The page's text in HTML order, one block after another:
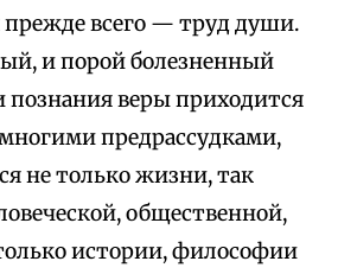
всего — труд души.
и порой болезненный
познания веры приходится
многими предрассудками,
не только жизни, так
общественной,
истории, философии